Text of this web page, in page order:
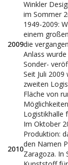
Winkler
im Sommer
2009
1949-2009:
einem
die
Anlass
Sonder-
Seit Juli
zweiten
Fläche von
Logistikhalle
2010
Im Oktober
Produktion:
den Namen
Zaragoza. In